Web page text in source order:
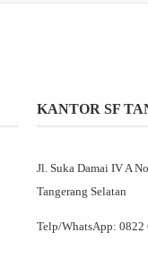
KANTOR SF
Jl. Suka Damai IV A
Tangerang Selatan
Telp/WhatsApp: 0822